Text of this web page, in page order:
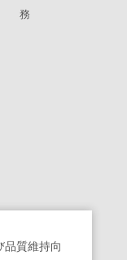
務
品質維持向